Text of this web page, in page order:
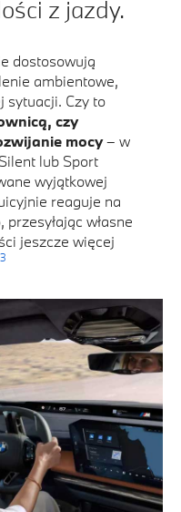
z jazdy.
dostosowują
ambientowe,
sytuacji. Czy to
czy
mocy– w
lub Sport
wyjątkowej
reaguje na
własne
jeszcze więcej
3